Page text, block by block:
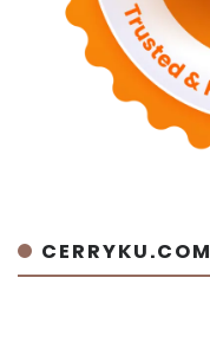
CERRYKU.COM